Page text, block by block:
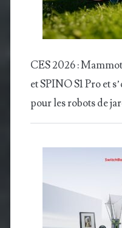
CES 2026 :
et SPINO S1 Pro et
pour les robots de